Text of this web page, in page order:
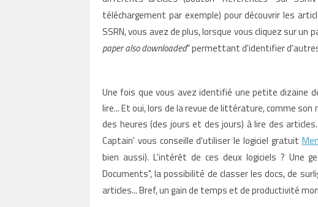
téléchargement par exemple) pour découvrir les
SSRN, vous avez de plus, lorsque vous cliquez sur un
paper also downloaded" permettant d'identifier
Une fois que vous avez identifié une petite dizaine
lire... Et oui, lors de la revue de littérature, comme
des heures (des jours et des jours) à lire des
Captain' vous conseille d'utiliser le logiciel gratuit
bien aussi). L'intérêt de ces deux logiciels ? Une
Documents", la possibilité de classer les docs, de
articles... Bref, un gain de temps et de productivité